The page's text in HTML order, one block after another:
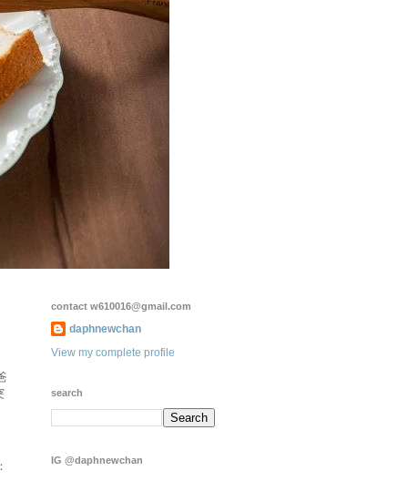
contact w610016@gmail.com
daphnewchan
View my complete profile
search
IG @daphnewchan